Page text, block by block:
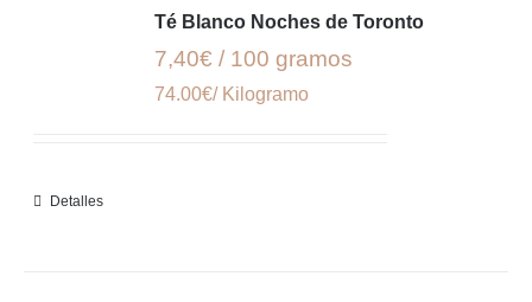
Té Blanco Noches de Toronto
7,40€ / 100 gramos
74.00€/ Kilogramo
Detalles